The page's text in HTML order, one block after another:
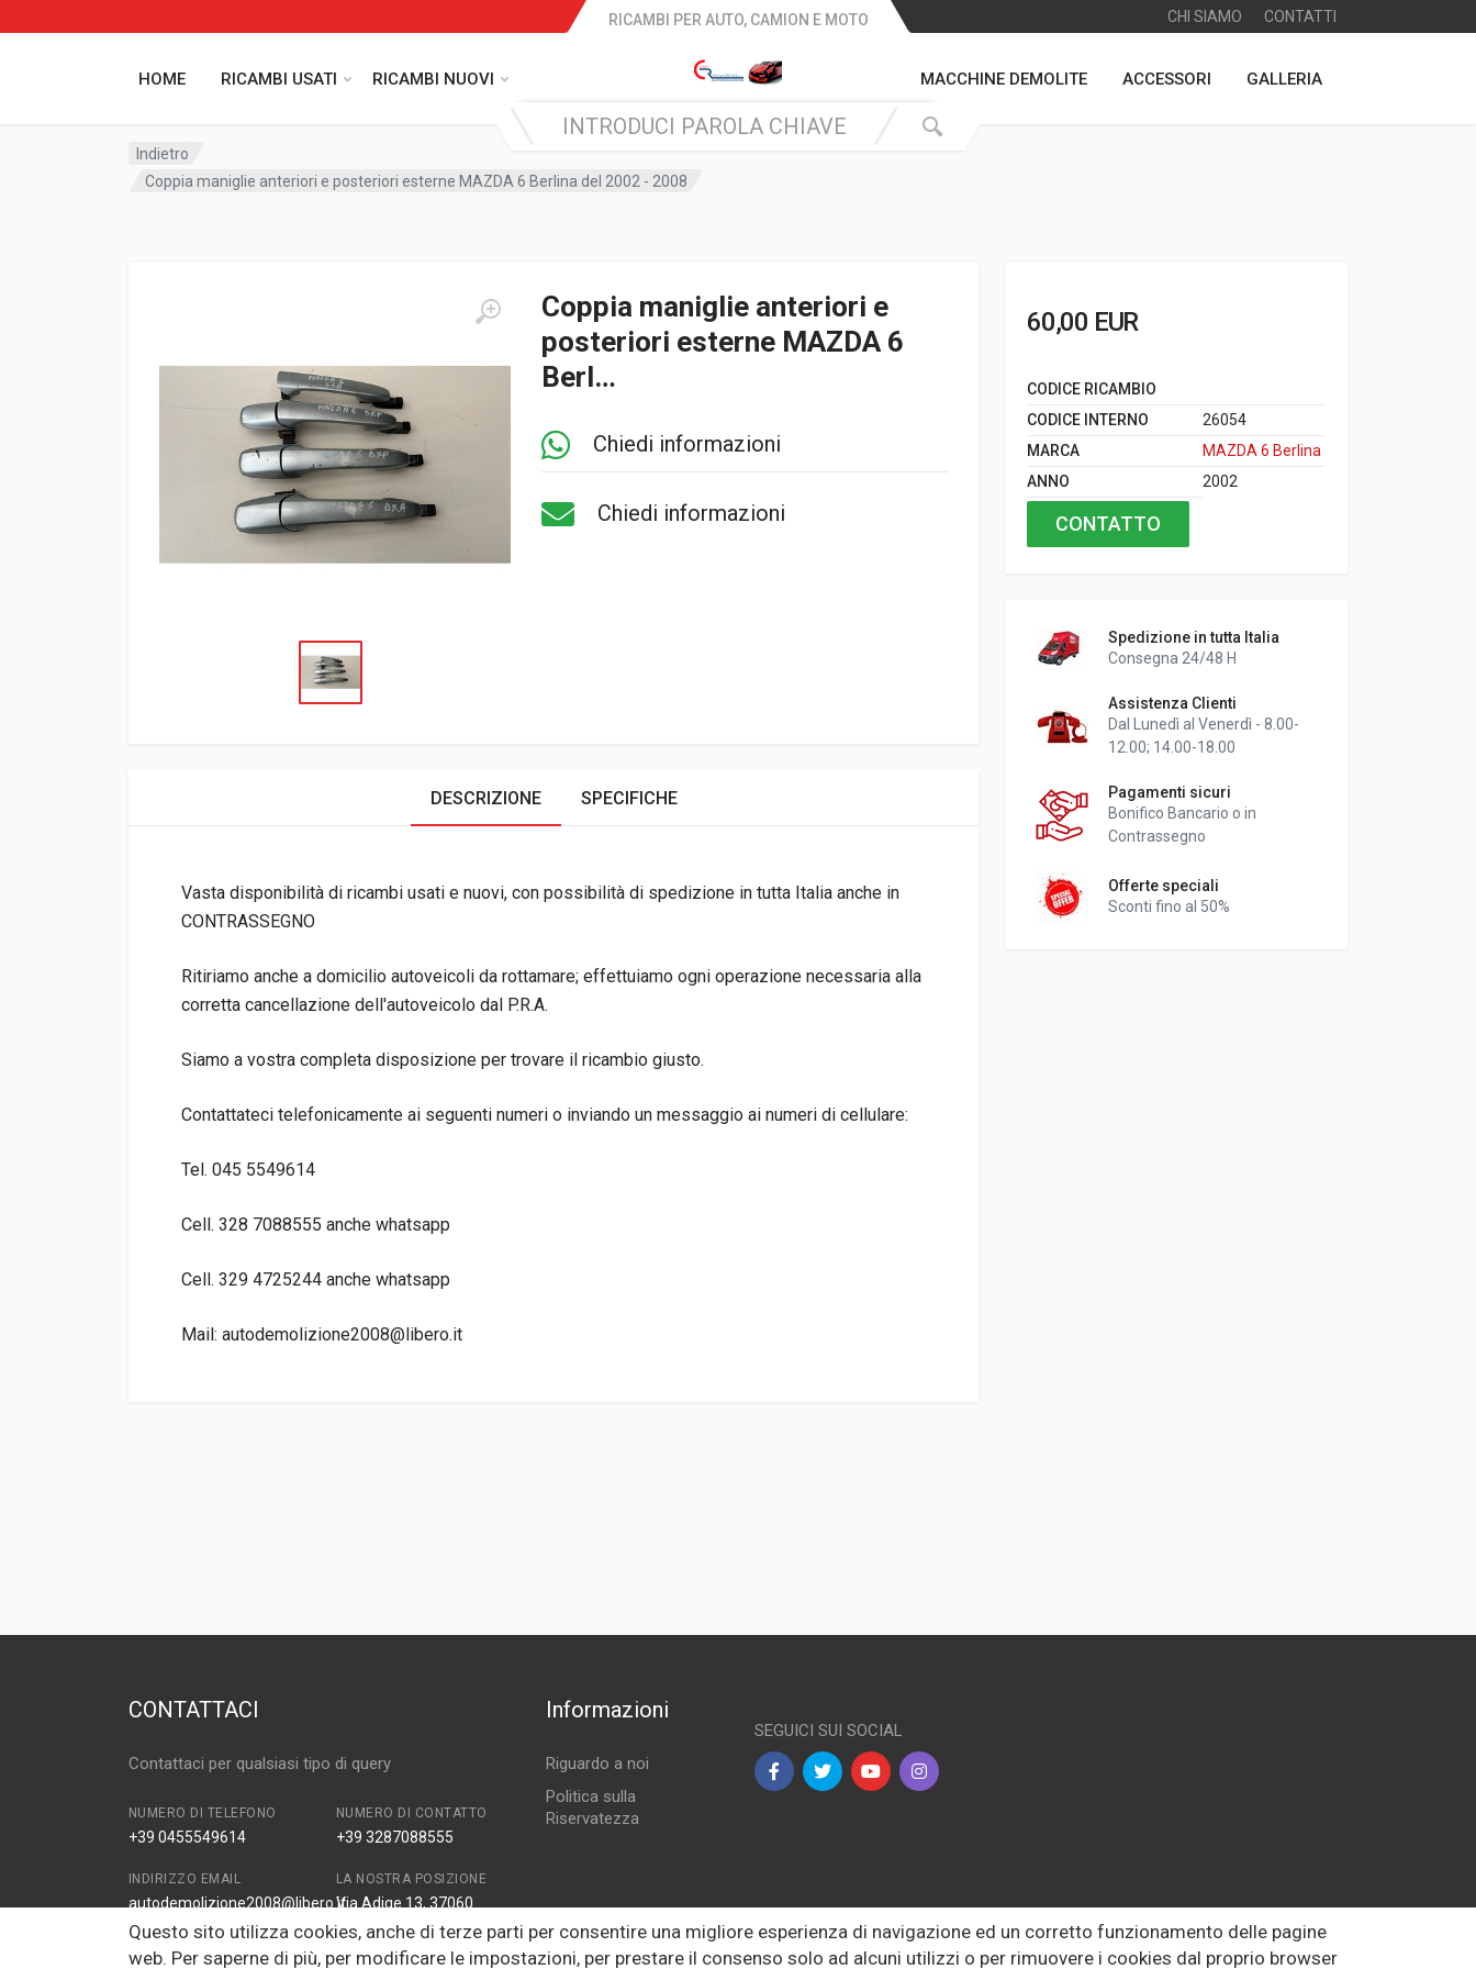
CHI SIAMO CONTATTI
HOME RICAMBI USATI RICAMBI NUOVI
RICAMBI PER AUTO, CAMION E MOTO
MACCHINE DEMOLITE ACCESSORI GALLERIA
Indietro
Coppia maniglie anteriori e posteriori esterne MAZDA 6 Berlina del 2002 - 2008
Coppia maniglie anteriori e
posteriori esterne MAZDA 6
Berl…
Chiedi informazioni
Chiedi informazioni
60,00 EUR
CODICE RICAMBIO
CODICE INTERNO
26054
MARCA
MAZDA 6 Berlina
ANNO
2002
CONTATTO
Spedizione in tutta Italia
Consegna 24/48 H
Assistenza Clienti
Dal Lunedì al Venerdì - 8.00-
12.00; 14.00-18.00
Pagamenti sicuri
Bonifico Bancario o in
Contrassegno
Offerte speciali
Sconti fino al 50%
DESCRIZIONE SPECIFICHE
Vasta disponibilità di ricambi usati e nuovi, con possibilità di spedizione in tutta Italia anche in
CONTRASSEGNO
Ritiriamo anche a domicilio autoveicoli da rottamare; effettuiamo ogni operazione necessaria alla
corretta cancellazione dell'autoveicolo dal P.R.A.
Siamo a vostra completa disposizione per trovare il ricambio giusto.
Contattateci telefonicamente ai seguenti numeri o inviando un messaggio ai numeri di cellulare:
Tel. 045 5549614
Cell. 328 7088555 anche whatsapp
Cell. 329 4725244 anche whatsapp
Mail: autodemolizione2008@libero.it
CONTATTACI
Contattaci per qualsiasi tipo di query
NUMERO DI TELEFONO
+39 0455549614
NUMERO DI CONTATTO
+39 3287088555
INDIRIZZO EMAIL
autodemolizione2008@libero.it
LA NOSTRA POSIZIONE
Via Adige 13, 37060
Zona Industriale Pradelle
Informazioni
Riguardo a noi
Politica sulla
Riservatezza
SEGUICI SUI SOCIAL
Questo sito utilizza cookies, anche di terze parti per consentire una migliore esperienza di navigazione ed un corretto funzionamento delle pagine
web. Per saperne di più, per modificare le impostazioni, per prestare il consenso solo ad alcuni utilizzi o per rimuovere i cookies dal proprio browser